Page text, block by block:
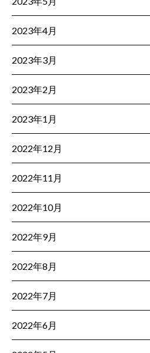
2023年4月
2023年3月
2023年2月
2023年1月
2022年12月
2022年11月
2022年10月
2022年9月
2022年8月
2022年7月
2022年6月